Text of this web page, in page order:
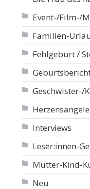
Event-/Film-/
Familien-
Fehlgeburt /
Geschwister-/
Interviews
Leser:innen-
Mutter-Kind-
Neu